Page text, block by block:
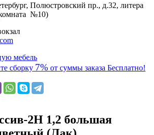
Полюстровский пр., д.32, литера
№10)
мебель
сборку 7% от суммы заказа Бесплатно!
2Н 1,2 большая